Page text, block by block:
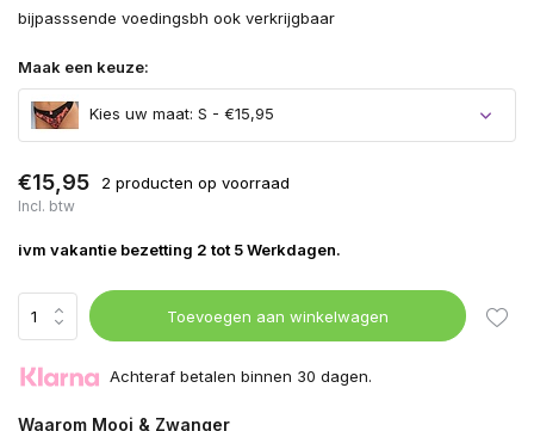
bijpasssende voedingsbh ook verkrijgbaar
Maak een keuze:
Kies uw maat: S - €15,95
€15,95 2 producten op voorraad
Incl. btw
ivm vakantie bezetting 2 tot 5 Werkdagen.
Toevoegen aan winkelwagen
Achteraf betalen binnen 30 dagen.
Waarom Mooi & Zwanger